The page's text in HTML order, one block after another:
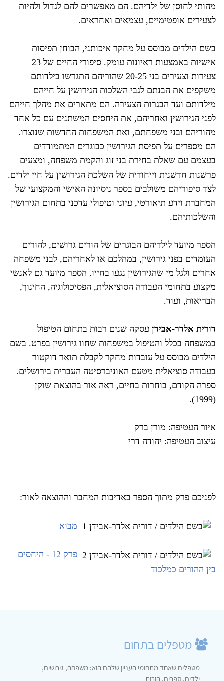
מהותי לחוסן של ילדיהם. הם מאפשרים להם לגדול ולהיות
לצעירים אופטימיים, עצמאים ואחראים.
בשם הילדים מבוסס על מחקר איכותני, הבוחן תפיסות
אישיות באמצעות ראיונות עומק. סיפורי החיים של 23
צעירות וצעירים בני 20-25 שהוריהם התגרשו בילדותם
משקפים את הבנתם לגבי השלכות הגירושין על חייהם
מילדותם ועד הבגרות הצעירה. הם מתארים את מהלך חייהם
לפני הגירושין ואחריהם, את היחסים המשתנים עם כל אחד
מהוריהם ובני משפחתם, ואת המשפחות החדשות שנוצרו.
הם מספרים על תפיסת הגירושין כבוגרים המתמודדים
בעצמם עם שאלת בחירת בני זוג והקמת משפחה, ומצעים
פרשנות חדשנית וייחודית של השלכת הגירושין על חיי ילדים.
לצד סיפוריהם משולבים בספר ניסיונה האישי והמקצועי של
המחברת וידע תיאורטי, עיוני וטיפולי עדכני בתחום הגירושין
והשלכותיהם.
הספר מיועד לילדיהם הבוגרים של הורים גרושים, להורים
העומדים בפני גירושין, במהלכם או לאחריהם, לבני משפחה
אחרים ולגל מי שהגירושין נגעו בחייו. הספר מיועד גם לאנשי
מקצוע בתחומי העבודה הסוציאלית, הפסיכולוגיה, החינוך,
הבריאות, ועוד.
דורית אלדר-אבידן עסקה שנים רבות בתחום הטיפול
במשפחה בכלל והטיפול במשפחות שחוו גירושין בפרט. בשם
הילדים מבוסס על עובדות מחקר לקבלת תואר דוקטור
בעבודה סוציאלית מטעם האוניברסיטה העברית בירושלים.
ספרה הקודם, בוחרות בחיים, ראה אור בהוצאת שוקן
(1999).
איור העטיפה: מורן ברק
עיצוב העטיפה: יהודה דרי
לפניכם פרק מתוך הספר באדיבות המחבר וההוצאה לאור:
מבוא
פרק 12 - היחסים
בין ההורים כמלכוד
מטפלים בתחום
מטפלים שאחד מתחומי העניין שלהם הוא: משפחה, גירושים,
ילדים, ספרים, הורות